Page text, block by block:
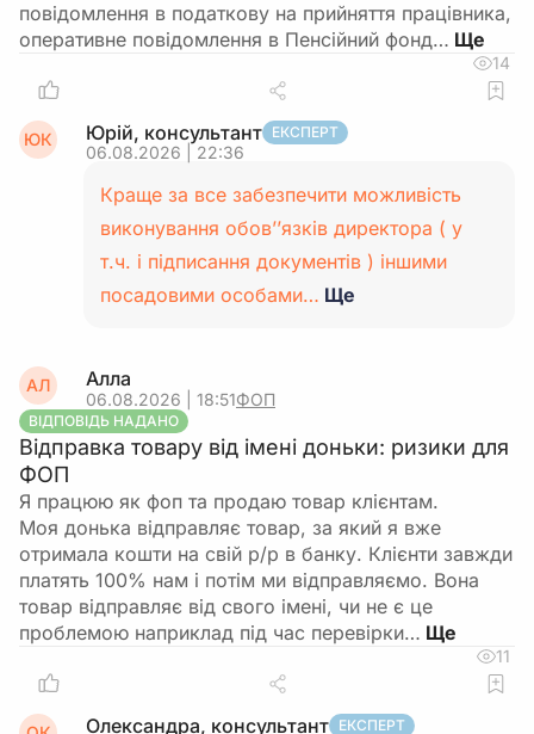
повідомлення в податкову на прийняття працівника,
оперативне повідомлення в Пенсійний фонд…
14
ЮК Юрій, консультант ЕКСПЕРТ
06.08.2026 | 22:36
Краще за все забезпечити можливість
виконування обов’’язків директора ( у
т.ч. і підписання документів ) іншими
посадовими особами… Ще
АЛ Алла
06.08.2026 | 18:51ФОП
ВІДПОВІДЬ НАДАНО
Відправка товару від імені доньки: ризики для
ФОП
Я працюю як фоп та продаю товар клієнтам.
Моя донька відправляє товар, за який я вже
отримала кошти на свій р/р в банку. Клієнти завжди
платять 100% нам і потім ми відправляємо. Вона
товар відправляє від свого імені, чи не є це
проблемою наприклад під час перевірки…
11
Олександра, консультант ЕКСПЕРТ